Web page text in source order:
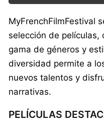
MyFrenchFilmFestival
selección de películas,
gama de géneros y
diversidad permite a
nuevos talentos y
narrativas.
PELÍCULAS